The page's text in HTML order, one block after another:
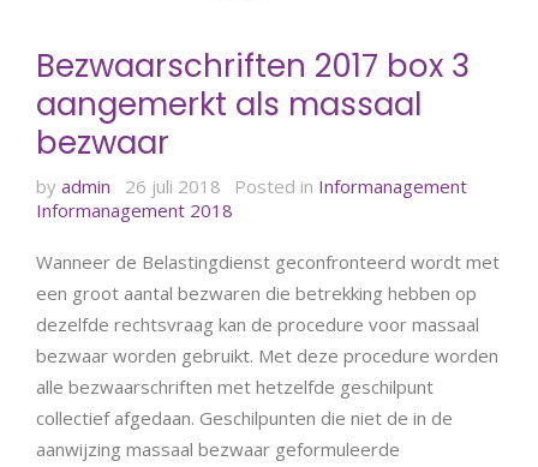
Bezwaarschriften 2017 box 3
aangemerkt als massaal
bezwaar
by admin 26 juli 2018 Posted in Informanagement
Informanagement 2018
Wanneer de Belastingdienst geconfronteerd wordt met
een groot aantal bezwaren die betrekking hebben op
dezelfde rechtsvraag kan de procedure voor massaal
bezwaar worden gebruikt. Met deze procedure worden
alle bezwaarschriften met hetzelfde geschilpunt
collectief afgedaan. Geschilpunten die niet de in de
aanwijzing massaal bezwaar geformuleerde